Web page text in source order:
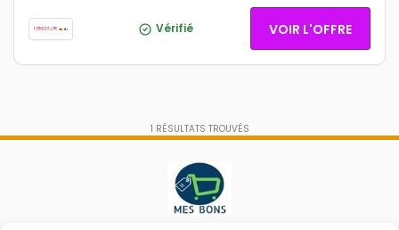
Vérifié VOIR L'OFFRE
1 RÉSULTATS TROUVÉS